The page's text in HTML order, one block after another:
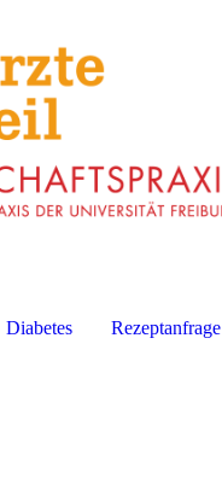
Diabetes Rezeptanfrage